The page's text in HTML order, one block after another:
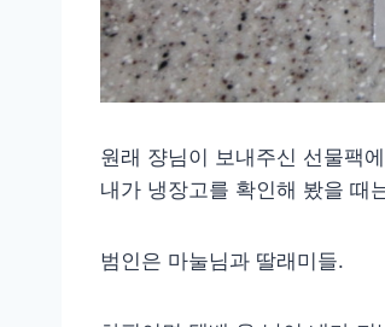
원래 쟝님이 보내주신 선물팩
내가 냉장고를 확인해 봤을 때
범인은 마눌님과 딸래미들.